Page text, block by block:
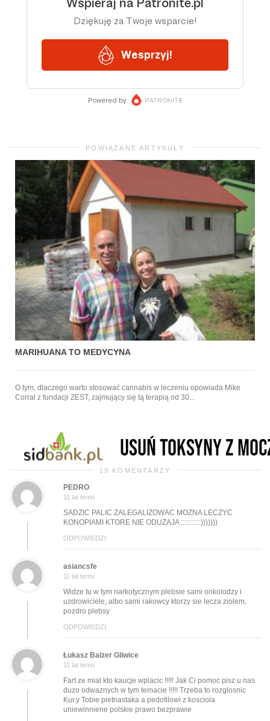
POWIĄZANE ARTYKUŁY
MARIHUANA TO MEDYCYNA
O tym, dlaczego warto stosować cannabis w leczeniu opowiada Mike
Corral z fundacji ZEST, zajmujący się tą terapią od 30...
19 KOMENTARZY
PEDRO
11 lat temu
SADZIC PALIC ZALEGALIZOWAC MOZNA LECZYC
KONOPIAMI KTORE NIE ODUŻAJA :::::::::::)))))))
ODPOWIEDZI
asiancsfe
11 lat temu
Widze tu w tym narkotycznym plebsie sami onkolodzy i
uzdrowiciele, albo sami rakowcy ktorzy sie lecza ziolem,
pozdro plebsy
ODPOWIEDZI
Łukasz Balzer Gliwice
11 lat temu
Fart ze mial kto kaucje wplacic !!!!! Jak Ci pomoc pisz u nas
duzo odwaznych w tym temacie !!!!! Trzeba to rozglosnic
Kur.y Tobie pietnastaka a pedofilowi z kosciola
uniewinniene polskie prawo bezprawie